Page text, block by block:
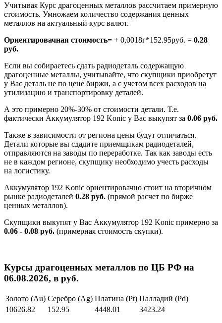
Учитывая Курс драгоценных металлов рассчитаем примерную
стоимость. Умножаем количество содержания ценных
металлов на актуальный курс валют.
Ориентировачная стоимость= + 0,0018г*152.95руб. = 0.28
руб.
Если вы собираетесь сдать радиодеталь содержащую
драгоценные металлы, учитывайте, что скупщики приобретут
у Вас деталь не по цене биржи, а с учетом всех расходов на
утилизацию и транспортировку деталей.
А это примерно 20%-30% от стоимости детали. Т.е.
фактически Аккумулятор 192 Konic у Вас выкупят за 0.06 руб.
Также в зависимости от региона цены будут отличаться.
Детали которые вы сдадите приемщикам радиодеталей,
отправляются на заводы по переработке. Так как заводы есть
не в каждом регионе, скупщику необходимо учесть расходы
на логистику.
Аккумулятор 192 Konic ориентировачно стоит на вторичном
рынке радиодеталей 0.28 руб. (прямой расчет по бирже
ценных металлов).
Скупщики выкупят у Вас Аккумулятор 192 Konic примерно за
0.06 - 0.08 руб. (примерная стоимость скупки).
Курсы драгоценных металлов по ЦБ РФ на
06.08.2026, в руб.
Золото (Au) Серебро (Ag) Платина (Pt) Палладий (Pd)
10626.82
152.95 4448.01 3423.24